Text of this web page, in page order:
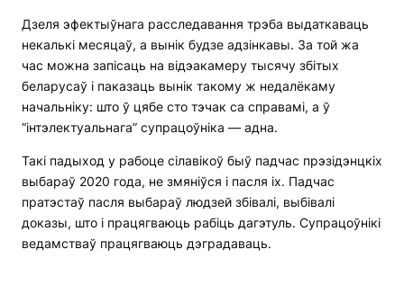
Дзеля эфектыўнага расследавання трэба выдаткаваць
некалькі месяцаў, а вынік будзе адзінкавы. За той жа
час можна запісаць на відэакамеру тысячу збітых
беларусаў і паказаць вынік такому ж недалёкаму
начальніку: што ў цябе сто тэчак са справамі, а ў
“інтэлектуальнага” супрацоўніка — адна.
Такі падыход у рабоце сілавікоў быў падчас прэзідэнцкіх
выбараў 2020 года, не змяніўся і пасля іх. Падчас
пратэстаў пасля выбараў людзей збівалі, выбівалі
доказы, што і працягваюць рабіць дагэтуль. Супрацоўнікі
ведамстваў працягваюць дэградаваць.